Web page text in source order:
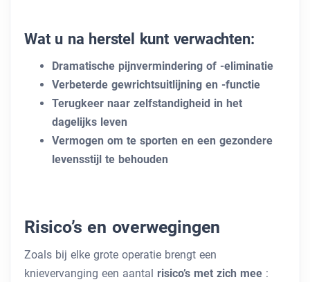
Wat u na herstel kunt verwachten:
Dramatische pijnvermindering of -eliminatie
Verbeterde gewrichtsuitlijning en -functie
Terugkeer naar zelfstandigheid in het
dagelijks leven
Vermogen om te sporten en een gezondere
levensstijl te behouden
Risico’s en overwegingen
Zoals bij elke grote operatie brengt een
knievervanging een aantal risico’s met zich mee :